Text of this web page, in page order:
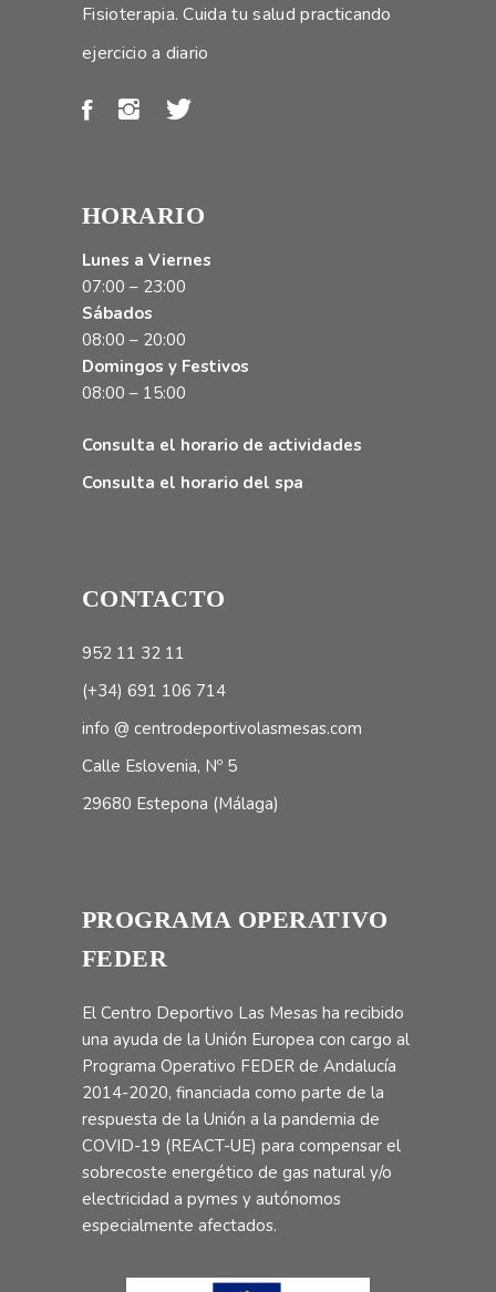
Fisioterapia. Cuida tu salud practicando
ejercicio a diario
HORARIO
Lunes a Viernes
07:00 – 23:00
Sábados
08:00 – 20:00
Domingos y Festivos
08:00 – 15:00
Consulta el horario de actividades
Consulta el horario del spa
CONTACTO
952 11 32 11
(+34) 691 106 714
info @ centrodeportivolasmesas.com
Calle Eslovenia, Nº 5
29680 Estepona (Málaga)
PROGRAMA OPERATIVO
FEDER
El Centro Deportivo Las Mesas ha recibido
una ayuda de la Unión Europea con cargo al
Programa Operativo FEDER de Andalucía
2014-2020, financiada como parte de la
respuesta de la Unión a la pandemia de
COVID-19 (REACT-UE) para compensar el
sobrecoste energético de gas natural y/o
electricidad a pymes y autónomos
especialmente afectados.